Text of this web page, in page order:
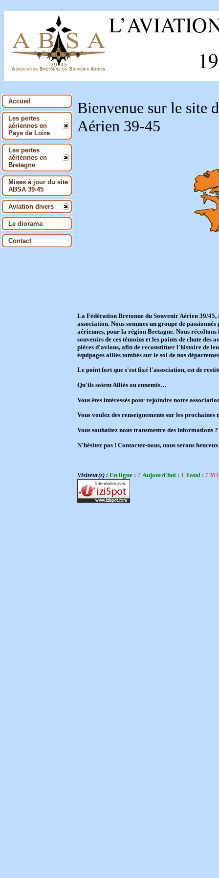
Accueil
Les pertes
aériennes en
Pays de Loire
Les pertes
aériennes en
Bretagne
Mises à jour du site
ABSA 39-45
Aviation divers
Le diorama
Contact
Bienvenue sur le site
Aérien 39-45
La Fédération Bretonne du Souvenir Aérien 39/45,
association. Nous sommes un groupe de
aériennes, pour la région Bretagne. Nous récoltons
souvenirs de ces témoins et les points de chute
pièces d'avions, afin de reconstituer l'histoire de
équipages alliés tombés sur le sol de nos
Le point fort que s'est fixé l'association, est de
Qu'ils soient Alliés ou ennemis…
Vous êtes intéressés pour rejoindre notre
Vous voulez des renseignements sur les prochaines
Vous souhaitez nous transmettre des informations ?
N'hésitez pas ! Contactez-nous, nous serons
Visiteur(s) : En ligne : 1 Aujourd'hui : 1 Total : 1381